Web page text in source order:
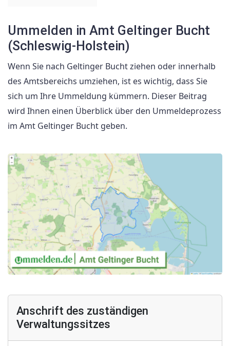
Ummelden in Amt Geltinger Bucht
(Schleswig-Holstein)
Wenn Sie nach Geltinger Bucht ziehen oder innerhalb
des Amtsbereichs umziehen, ist es wichtig, dass Sie
sich um Ihre Ummeldung kümmern. Dieser Beitrag
wird Ihnen einen Überblick über den Ummeldeprozess
im Amt Geltinger Bucht geben.
Anschrift des zuständigen
Verwaltungssitzes